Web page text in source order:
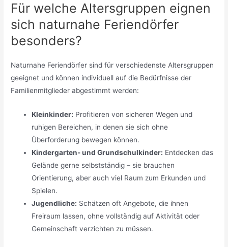
Für welche Altersgruppen eignen
sich naturnahe Feriendörfer
besonders?
Naturnahe Feriendörfer sind für verschiedenste Altersgruppen
geeignet und können individuell auf die Bedürfnisse der
Familienmitglieder abgestimmt werden:
Kleinkinder: Profitieren von sicheren Wegen und
ruhigen Bereichen, in denen sie sich ohne
Überforderung bewegen können.
Kindergarten- und Grundschulkinder: Entdecken das
Gelände gerne selbstständig – sie brauchen
Orientierung, aber auch viel Raum zum Erkunden und
Spielen.
Jugendliche: Schätzen oft Angebote, die ihnen
Freiraum lassen, ohne vollständig auf Aktivität oder
Gemeinschaft verzichten zu müssen.